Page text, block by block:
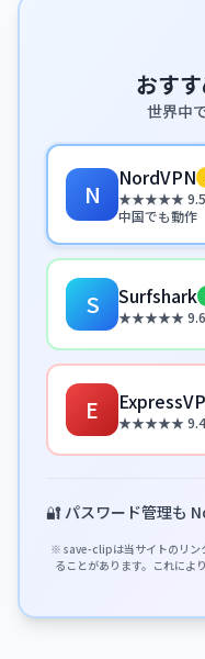
おす
世界中
N
NordVPN
★★★★★ 9.5/
中国でも動作
S Surfshark
★★★★★ 9.6/
E ★★★★★ 9.4/
🔐 パスワード管理も
※ save-clipは当サイトのリン
ることがあります。これによ